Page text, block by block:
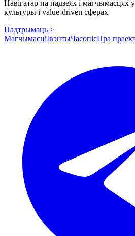
Навігатар па падзеях і магчымасцях
культуры і value-driven сферах
Падтрымаць >
МагчымасціІвэнтыЧасопісПра